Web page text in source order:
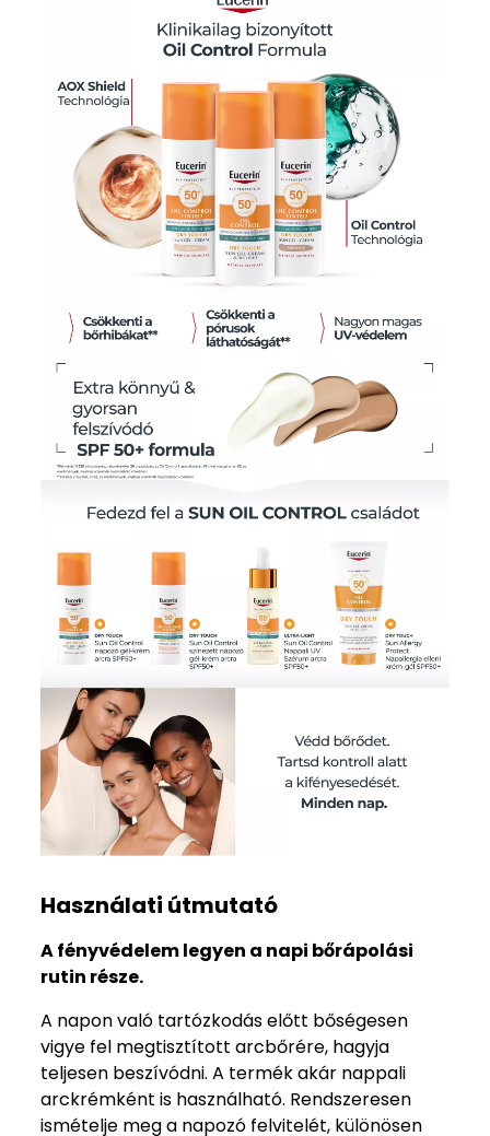
Használati útmutató
A fényvédelem legyen a napi bőrápolási
rutin része.
A napon való tartózkodás előtt bőségesen
vigye fel megtisztított arcbőrére, hagyja
teljesen beszívódni. A termék akár nappali
arckrémként is használható. Rendszeresen
ismételje meg a napozó felvitelét, különösen